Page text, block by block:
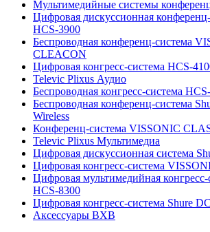
Мультимедийные системы
Цифровая дискуссионная
HCS-3900
Беспроводная конференц-система
CLEACON
Цифровая конгресс-система HCS-
Televic Plixus Аудио
Беспроводная конгресс-система
Беспроводная конференц-система
Wireless
Конференц-система VISSONIC
Televic Plixus Мультимедиа
Цифровая дискуссионная система
Цифровая конгресс-система
Цифровая мультимедийная
HCS-8300
Цифровая конгресс-система Shure
Аксессуары BXB